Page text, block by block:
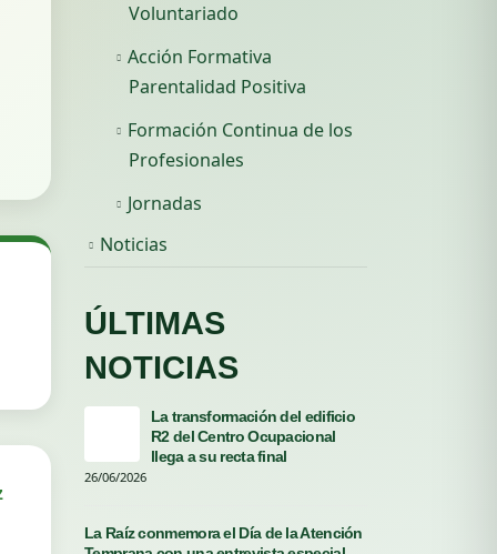
Voluntariado
Acción Formativa
Parentalidad Positiva
Formación Continua de los
Profesionales
Jornadas
Noticias
ÚLTIMAS
NOTICIAS
La transformación del edificio
R2 del Centro Ocupacional
llega a su recta final
26/06/2026
La Raíz conmemora el Día de la Atención